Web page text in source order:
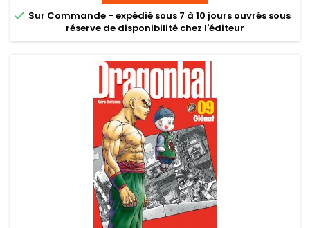
 Sur Commande - expédié sous 7 à 10 jours ouvrés sous
réserve de disponibilité chez l'éditeur